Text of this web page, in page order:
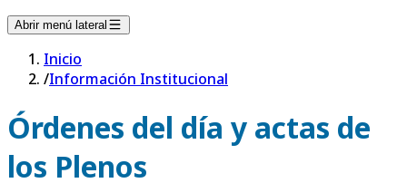
Abrir menú lateral
Inicio
/Información Institucional
Órdenes del día y actas de
los Plenos